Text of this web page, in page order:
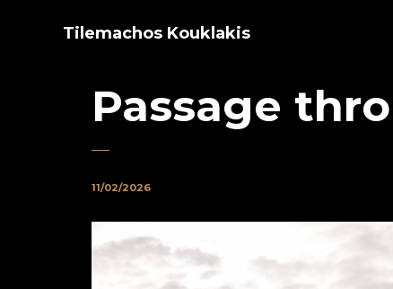
Tilemachos Kouklakis
Passage
11/02/2026